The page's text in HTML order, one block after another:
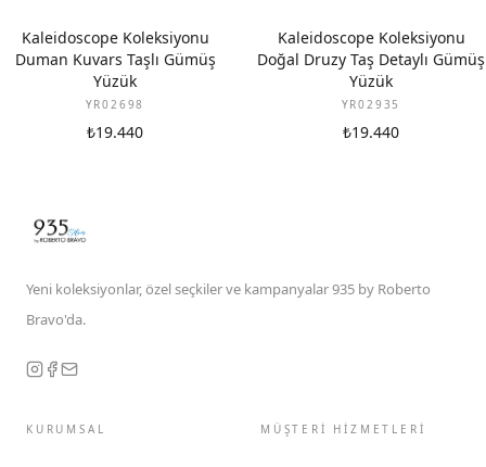
Kaleidoscope Koleksiyonu
Duman Kuvars Taşlı Gümüş
Yüzük
YR02698
₺19.440
Kaleidoscope Koleksiyonu
Doğal Druzy Taş Detaylı Gümüş
Yüzük
YR02935
₺19.440
Yeni koleksiyonlar, özel seçkiler ve kampanyalar 935 by Roberto
Bravo'da.
KURUMSAL MÜŞTERİ HİZMETLERİ